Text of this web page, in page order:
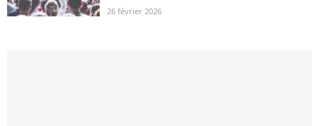
26 février 2026